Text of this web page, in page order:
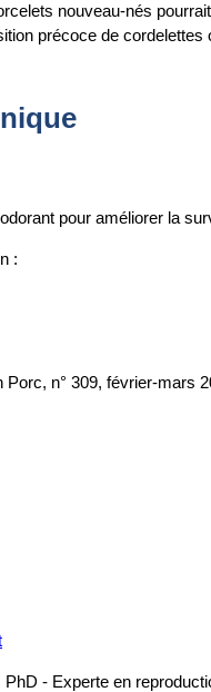
nouveau-nés
précoce de cordelettes
pour améliorer la
:
Porc, n° 309, février-mars
PhD - Experte en